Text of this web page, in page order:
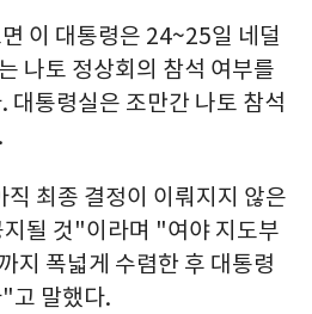
이 대통령은 24~25일 네덜
나토 정상회의 참석 여부를
대통령실은 조만간 나토 참석
최종 결정이 이뤄지지 않은
될 것"이라며 "여야 지도부
지 폭넓게 수렴한 후 대통령
고 말했다.